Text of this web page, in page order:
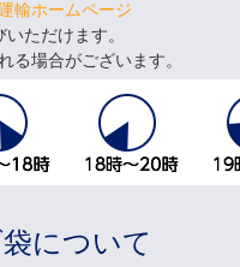
輸ホームページ
ただけます。
る場合がございます。
について